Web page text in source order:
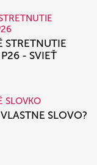
STRETNUTIE
- SVIEŤ
SLOVKO
SLOVO?